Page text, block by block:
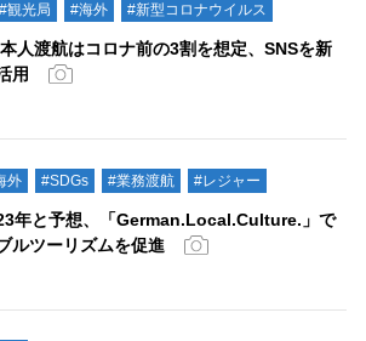
#観光局 #海外 #新型コロナウイルス
人渡航はコロナ前の3割を想定、SNSを新
用
外 #SDGs #業務渡航 #レジャー
年と予想、「German.Local.Culture.」で
ルツーリズムを促進